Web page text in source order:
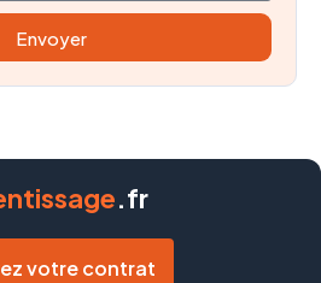
Envoyer
.fr
votre contrat